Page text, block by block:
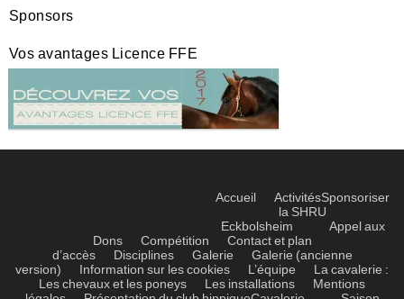
Sponsors
Vos avantages Licence FFE
Accueil ActivitésSponsoriser
la SHRU
Eckbolsheim
Appel aux
Dons
Compétition
Contact et plan
d’accès
Disciplines Galerie
Galerie (ancienne
version)
Information sur les cookies L’équipe
La cavalerie :
Les chevaux et les poneys
Les installations
Mentions